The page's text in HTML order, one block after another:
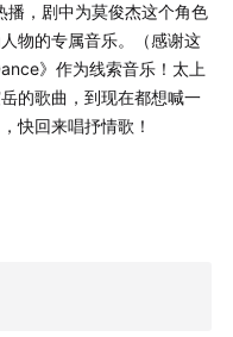
，请备注来
论留言或发电子邮件
，剧中为莫俊杰这个角色
物的专属音乐。（感谢这
》作为线索音乐！太上
的歌曲，到现在都想喊一
快回来唱抒情歌！